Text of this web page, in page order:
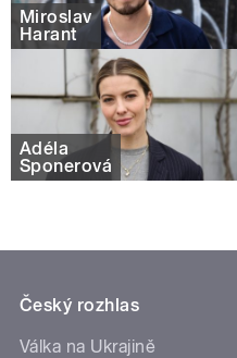
Miroslav
Harant
Adéla
Šponerová
Český rozhlas
Válka na Ukrajině